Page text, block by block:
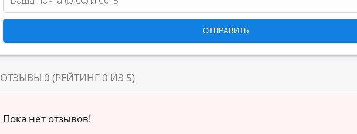
ОТЗЫВЫ 0 (РЕЙТИНГ 0 ИЗ 5)
Пока нет отзывов!